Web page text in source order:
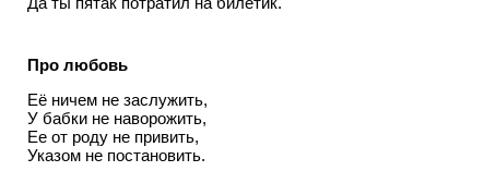
Про любовь
Её ничем не заслужить,
У бабки не наворожить,
Ее от роду не привить,
Указом не постановить.